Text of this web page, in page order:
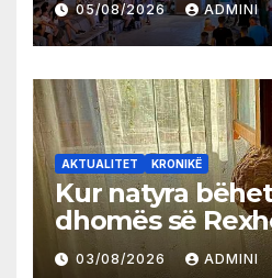
05/08/2026 ADMINI
AKTUALITET KRONIKË
Kur natyra
dhomës së
03/08/2026 ADMINI